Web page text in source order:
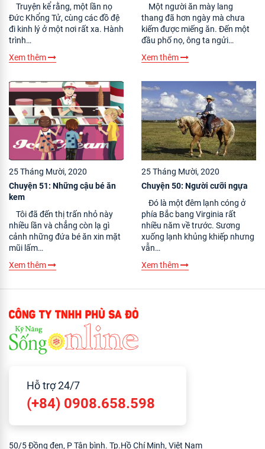
Truyện kể rằng, một lần nọ
Đức Khổng Tử, cùng các đồ đệ
đi kinh lý ở một nơi rất xa. Hành
trình…
Xem thêm
Một người ăn mày lang
thang đã hơn ngày mà chưa
kiếm được miếng ăn. Đến một
đầu phố nọ, ông ta ngửi…
Xem thêm
25 Tháng Mười, 2020
Chuyện 51: Những cậu bé ăn
kem
Tôi đã đến thị trấn nhỏ này
nhiều lần và chẳng còn lạ gì
cảnh những đứa bé ăn xin mặt
mũi lấm…
Xem thêm
25 Tháng Mười, 2020
Chuyện 50: Người cưỡi ngựa
Đó là một đêm lạnh cóng ở
phía Bắc bang Virginia rất
nhiều năm về trước. Sương
xuống lạnh khủng khiếp nhưng
vẫn…
Xem thêm
Hỗ trợ 24/7
(+84) 0908.658.598
50/5 Đồng đen, P Tân bình. Tp.Hồ Chí Minh, Việt Nam